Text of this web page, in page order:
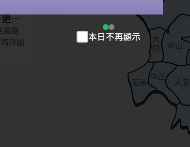
中正
大
同 中山
大安
萬華
新
義路
所圍
本日不再顯示